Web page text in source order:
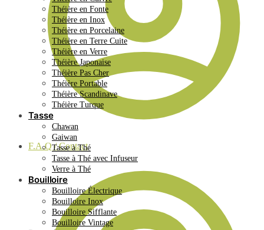
F.A.Q / Contact
Théière en Fonte
Théière en Inox
Théière en Porcelaine
Théière en Terre Cuite
Théière en Verre
Théière Japonaise
Théière Pas Cher
Théière Portable
Théière Scandinave
Théière Turque
Tasse
Chawan
Gaiwan
Tasse à Thé
Tasse à Thé avec Infuseur
Verre à Thé
Bouilloire
Bouilloire Électrique
Bouilloire Inox
Bouilloire Sifflante
Bouilloire Vintage